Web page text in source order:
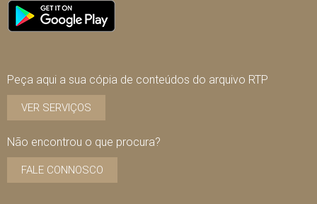
Peça aqui a sua cópia de conteúdos do arquivo RTP
VER SERVIÇOS
Não encontrou o que procura?
FALE CONNOSCO